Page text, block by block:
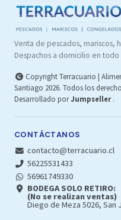
Venta de pescados, mariscos,
Despachos a domicilio en todo
Copyright Terracuario |
Santiago 2026. Todos los
Desarrollado porJumpseller .
CONTÁCTANOS
contacto@terracuario.cl
56225531433
56961749330
BODEGA SOLO RETIRO:
(No se realizan ventas)
Diego de Meza 5026, San